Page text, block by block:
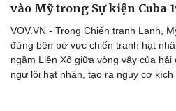
vào Mỹ trong Sự kiện Cuba
VOV.VN - Trong Chiến tranh Lạnh,
đứng bên bờ vực chiến tranh hạt
ngầm Liên Xô giữa vòng vây của
ngư lôi hạt nhân, tạo ra nguy cơ kích